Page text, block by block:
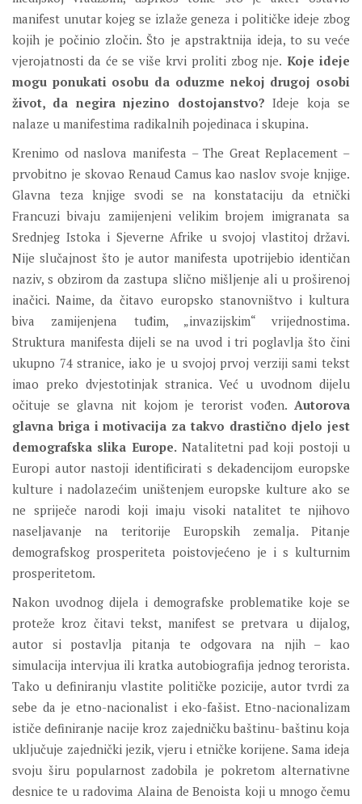
manifest unutar kojeg se izlaže geneza i političke ideje zbog
kojih je počinio zločin. Što je apstraktnija ideja, to su veće
vjerojatnosti da će se više krvi proliti zbog nje. Koje ideje
mogu ponukati osobu da oduzme nekoj drugoj osobi
život, da negira njezino dostojanstvo? Ideje koja se
nalaze u manifestima radikalnih pojedinaca i skupina.
Krenimo od naslova manifesta – The Great Replacement –
prvobitno je skovao Renaud Camus kao naslov svoje knjige.
Glavna teza knjige svodi se na konstataciju da etnički
Francuzi bivaju zamijenjeni velikim brojem imigranata sa
Srednjeg Istoka i Sjeverne Afrike u svojoj vlastitoj državi.
Nije slučajnost što je autor manifesta upotrijebio identičan
naziv, s obzirom da zastupa slično mišljenje ali u proširenoj
inačici. Naime, da čitavo europsko stanovništvo i kultura
biva zamijenjena tuđim, „invazijskim“ vrijednostima.
Struktura manifesta dijeli se na uvod i tri poglavlja što čini
ukupno 74 stranice, iako je u svojoj prvoj verziji sami tekst
imao preko dvjestotinjak stranica. Već u uvodnom dijelu
očituje se glavna nit kojom je terorist vođen. Autorova
glavna briga i motivacija za takvo drastično djelo jest
demografska slika Europe.Natalitetni pad koji postoji u
Europi autor nastoji identificirati s dekadencijom europske
kulture i nadolazećim uništenjem europske kulture ako se
ne spriječe narodi koji imaju visoki natalitet te njihovo
naseljavanje na teritorije Europskih zemalja. Pitanje
demografskog prosperiteta poistovjećeno je i s kulturnim
prosperitetom.
Nakon uvodnog dijela i demografske problematike koje se
proteže kroz čitavi tekst, manifest se pretvara u dijalog,
autor si postavlja pitanja te odgovara na njih – kao
simulacija intervjua ili kratka autobiografija jednog terorista.
Tako u definiranju vlastite političke pozicije, autor tvrdi za
sebe da je etno-nacionalist i eko-fašist. Etno-nacionalizam
ističe definiranje nacije kroz zajedničku baštinu- baštinu koja
uključuje zajednički jezik, vjeru i etničke korijene. Sama ideja
svoju širu popularnost zadobila je pokretom alternativne
desnice te u radovima Alaina de Benoista koji u mnogo čemu